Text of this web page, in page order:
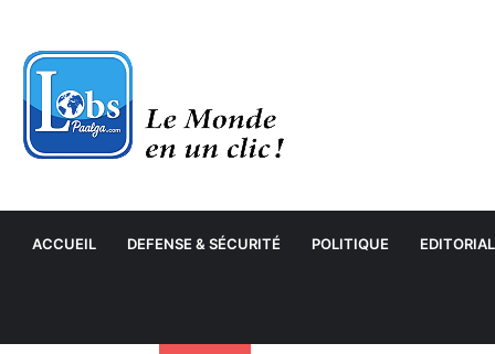
ACCUEIL DEFENSE & SÉCURITÉ POLITIQUE EDITORIAL